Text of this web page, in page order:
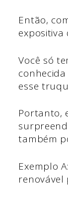
Então,
expositiva
Você só
esse
Portanto,
também
Exemplo
renovável